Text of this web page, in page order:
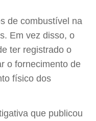
de combustível na
Em vez disso, o
ter registrado o
o fornecimento de
físico dos
que publicou